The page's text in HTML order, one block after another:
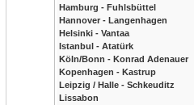
Hamburg - Fuhlsbüttel
Hannover - Langenhagen
Helsinki - Vantaa
Istanbul - Atatürk
Köln/Bonn - Konrad Adenauer
Kopenhagen - Kastrup
Leipzig / Halle - Schkeuditz
Lissabon